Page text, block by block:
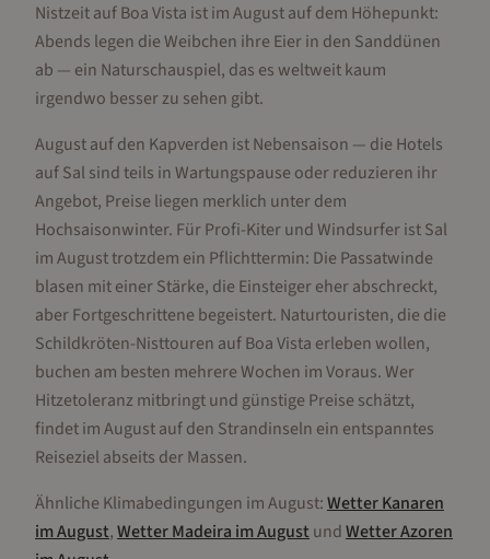
Nistzeit auf Boa Vista ist im August auf dem Höhepunkt:
Abends legen die Weibchen ihre Eier in den Sanddünen
ab — ein Naturschauspiel, das es weltweit kaum
irgendwo besser zu sehen gibt.
August auf den Kapverden ist Nebensaison — die Hotels
auf Sal sind teils in Wartungspause oder reduzieren ihr
Angebot, Preise liegen merklich unter dem
Hochsaisonwinter. Für Profi-Kiter und Windsurfer ist Sal
im August trotzdem ein Pflichttermin: Die Passatwinde
blasen mit einer Stärke, die Einsteiger eher abschreckt,
aber Fortgeschrittene begeistert. Naturtouristen, die die
Schildkröten-Nisttouren auf Boa Vista erleben wollen,
buchen am besten mehrere Wochen im Voraus. Wer
Hitzetoleranz mitbringt und günstige Preise schätzt,
findet im August auf den Strandinseln ein entspanntes
Reiseziel abseits der Massen.
Ähnliche Klimabedingungen imAugust:WetterKanaren
imAugust,WetterMadeira imAugustundWetterAzoren